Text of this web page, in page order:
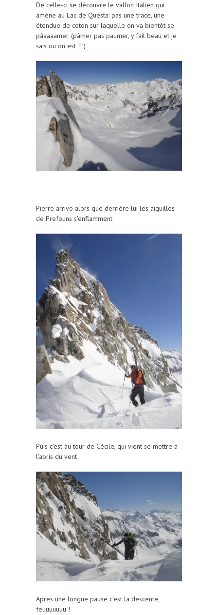
De celle-ci se découvre le vallon Italien qui
amène au Lac de Questa: pas une trace, une
étendue de coton sur laquelle on va bientôt se
pâaaaamer. (pâmer pas paumer, y fait beau et je
sais ou on est !!!)
Pierre arrive alors que derrière lui les aiguilles
de Prefouns s'enflamment
Puis c'est au tour de Cécile, qui vient se mettre à
l'abris du vent
Apres une longue pause c'est la descente,
feuuuuuuu !